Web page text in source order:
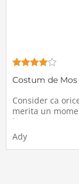
Costum de
Consider ca
merita un
bucurie in seara
Craciun,
lui pe Mos
cumpar un
Ady